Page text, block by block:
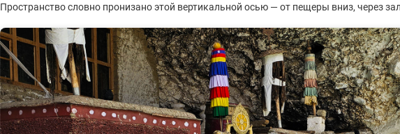
Пространство словно пронизано этой вертикальной осью — от пещеры вниз, через